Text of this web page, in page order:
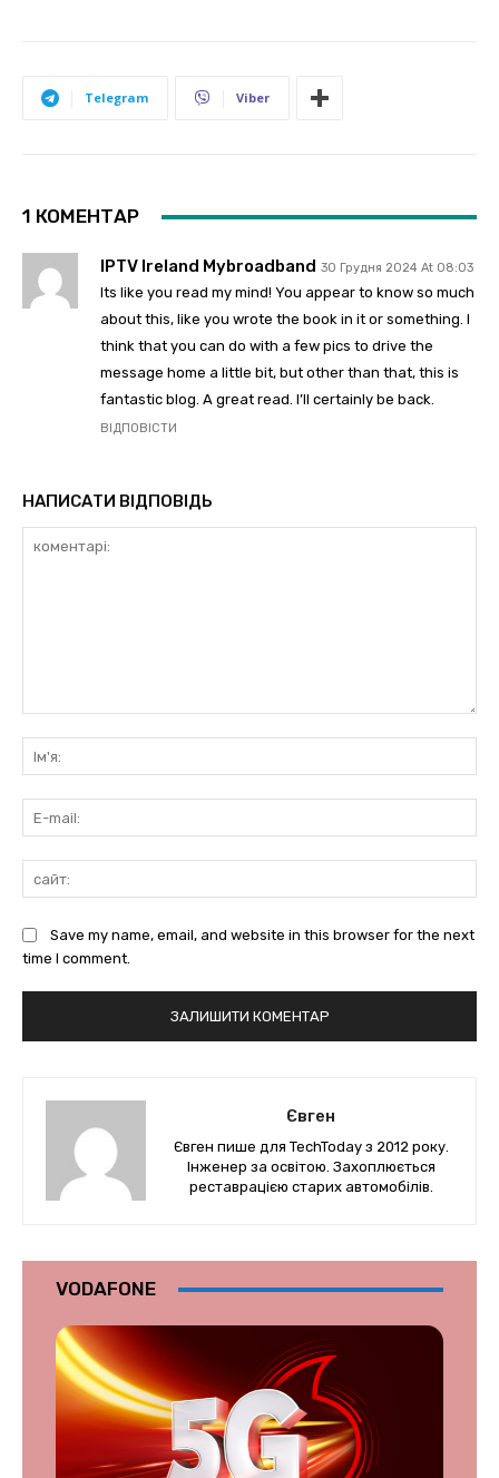
Telegram Viber
1 КОМЕНТАР
IPTV Ireland Mybroadband 30 Грудня 2024 At 08:03
Its like you read my mind! You appear to know so much
about this, like you wrote the book in it or something. I
think that you can do with a few pics to drive the
message home a little bit, but other than that, this is
fantastic blog. A great read. I’ll certainly be back.
ВІДПОВІСТИ
НАПИСАТИ ВІДПОВІДЬ
Save my name, email, and website in this browser for the next
time I comment.
Євген
Євген пише для TechToday з 2012 року.
Інженер за освітою. Захоплюється
реставрацією старих автомобілів.
VODAFONE